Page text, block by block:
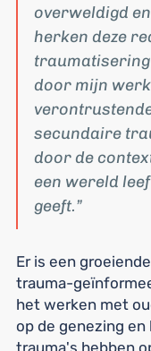
overweldigd
herken deze
traumatisering
door mijn
secundaire
door de
een wereld
geeft.
Er is een
trauma-
het werken met
op de genezing